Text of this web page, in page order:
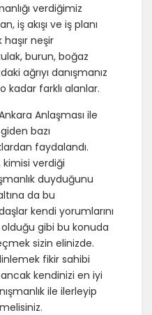
verdiğimiz
iş akışı ve iş planı
neşir
burun, boğaz
ağrıyı danışmanız
kadar farklı alanlar.
Anlaşması ile
bazı
faydalandı.
kimisi verdiği
duyduğunu
da bu
kendi yorumlarını
gibi bu konuda
sizin elinizde.
fikir sahibi
kendinizi en iyi
ile ilerleyip